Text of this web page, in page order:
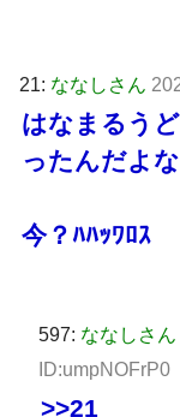
21: ななしさん
はなまるう
ったんだよな
今？ﾊﾊｯﾜﾛｽ
597: ななしさん
ID:umpNOFrP0
>>21